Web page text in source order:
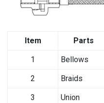
Item Parts
1 Bellows
2 Braids
3 Union